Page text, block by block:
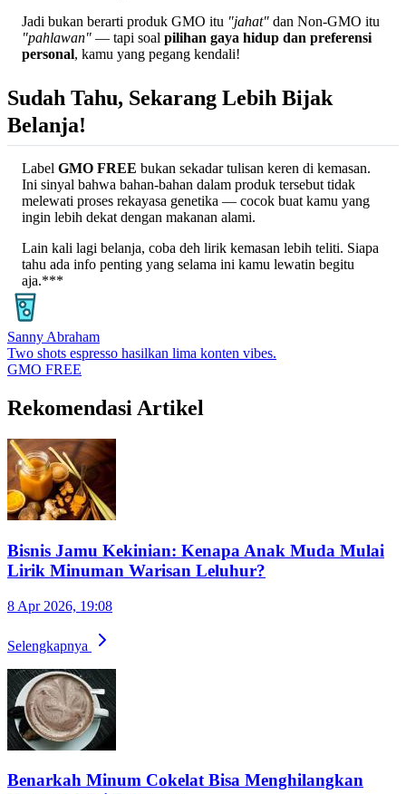
Jadi bukan berarti produk GMO itu "jahat" dan Non-GMO itu
"pahlawan" — tapi soal pilihan gaya hidup dan preferensi
personal, kamu yang pegang kendali!
Sudah Tahu, Sekarang Lebih Bijak
Belanja!
Label GMO FREE bukan sekadar tulisan keren di kemasan.
Ini sinyal bahwa bahan-bahan dalam produk tersebut tidak
melewati proses rekayasa genetika — cocok buat kamu yang
ingin lebih dekat dengan makanan alami.
Lain kali lagi belanja, coba deh lirik kemasan lebih teliti. Siapa
tahu ada info penting yang selama ini kamu lewatin begitu
aja.***
Sanny Abraham
Two shots espresso hasilkan lima konten vibes.
GMO FREE
Rekomendasi Artikel
Bisnis Jamu Kekinian: Kenapa Anak Muda Mulai
Lirik Minuman Warisan Leluhur?
8 Apr 2026, 19:08
Selengkapnya
Benarkah Minum Cokelat Bisa Menghilangkan